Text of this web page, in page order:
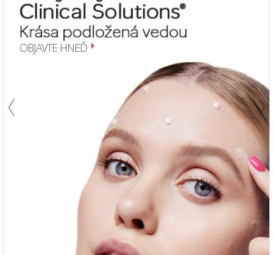
OBJAVTE HNEĎ